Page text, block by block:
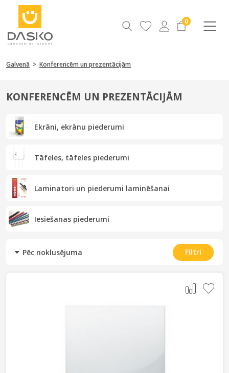
0
Galvenā > Konferencēm un prezentācijām
KONFERENCĒM UN PREZENTĀCIJĀM
Ekrāni, ekrānu piederumi
Tāfeles, tāfeles piederumi
Laminatori un piederumi laminēšanai
Iesiešanas piederumi
Filtri